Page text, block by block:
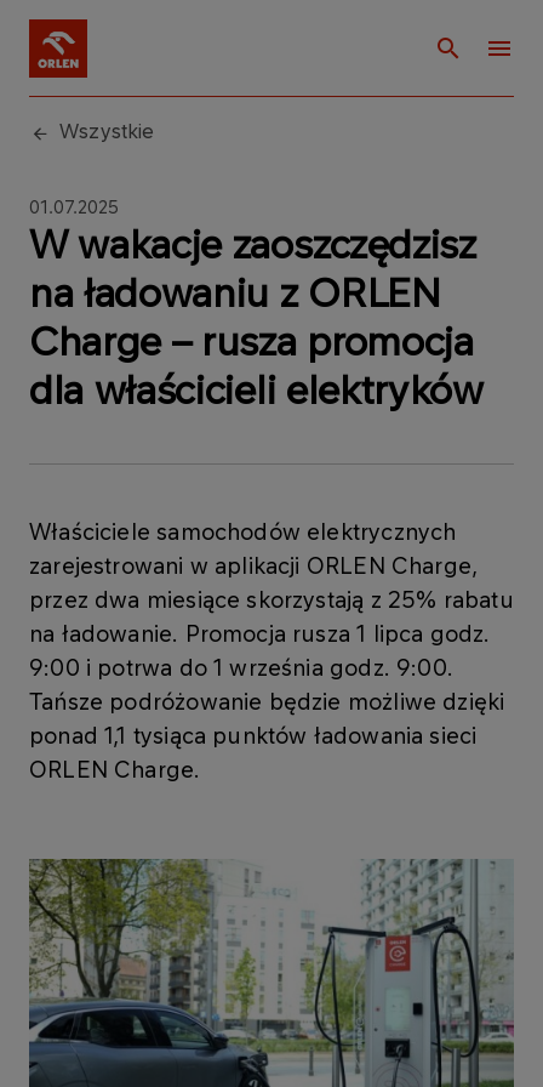
Wszystkie
01.07.2025
W wakacje zaoszczędzisz
na ładowaniu z ORLEN
Charge – rusza promocja
dla właścicieli elektryków
Właściciele samochodów elektrycznych
zarejestrowani w aplikacji ORLEN Charge,
przez dwa miesiące skorzystają z 25% rabatu
na ładowanie. Promocja rusza 1 lipca godz.
9:00 i potrwa do 1 września godz. 9:00.
Tańsze podróżowanie będzie możliwe dzięki
ponad 1,1 tysiąca punktów ładowania sieci
ORLEN Charge.